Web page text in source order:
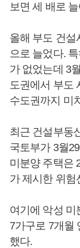
보면 세 배로
올해 부도 건설
으로 늘었다.
가 없었는데 3
도권에서 부도
수도권까지 미
최근 건설부동
국토부가 3월
미분양 주택은
가 제시한 위험
여기에 악성 미
7가구로 7개월
했다.